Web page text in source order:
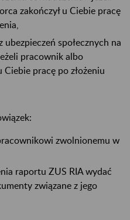
zakończył u Ciebie pracę
społecznych na
pracownik albo
Ciebie pracę po złożeniu
zwolnionemu w
raportu ZUS RIA wydać
związane z jego